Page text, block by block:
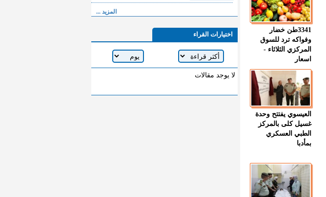
3341طن خضار
وفواكه ترد للسوق
المركزي الثلاثاء -
اسعار
العيسوي يفتتح وحدة
غسيل كلى بالمركز
الطبي العسكري
بمأدبا
المزيد ...
اختيارات القراء
لا يوجد مقالات